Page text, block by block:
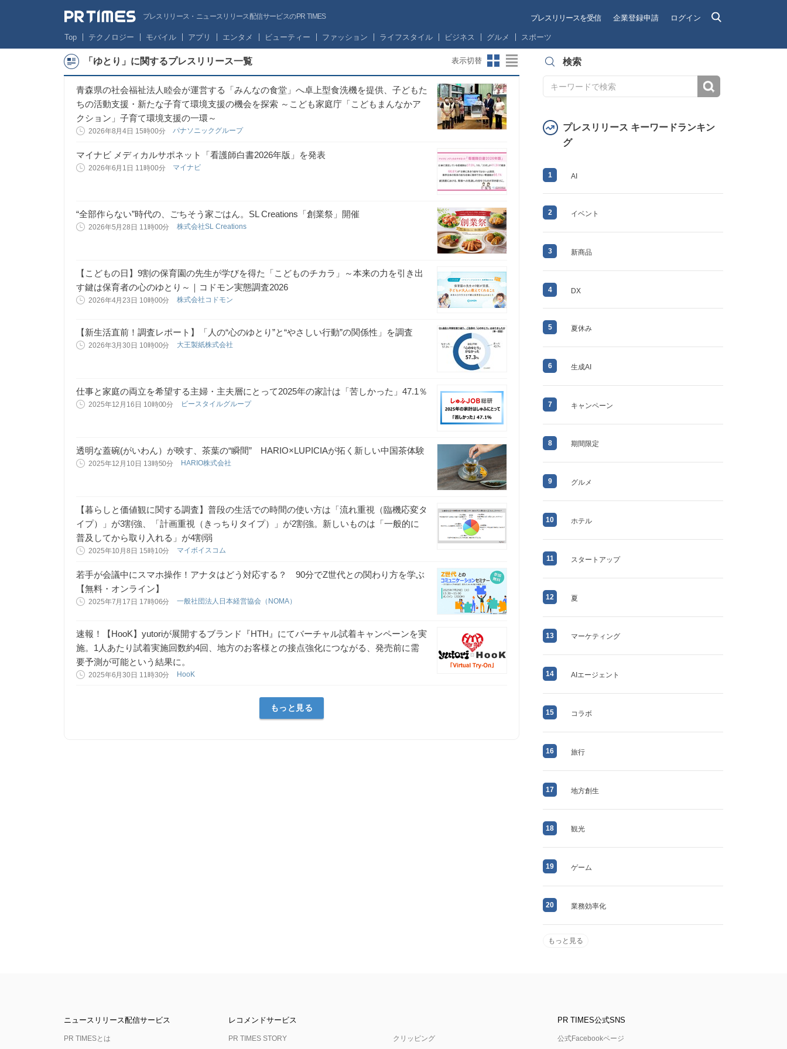
プレスリリース・ニュースリリース配信サービスのPR TIMES プレスリリースを受信 企業登録申請 ログイン
Top テクノロジー モバイル アプリ エンタメ ビューティー ファッション ライフスタイル ビジネス グルメ スポーツ
「ゆとり」に関するプレスリリース一覧 表示切替
青森県の社会福祉法人睦会が運営する「みんなの食堂」へ卓上型食洗機を提供、子どもた
ちの活動支援・新たな子育て環境支援の機会を探索 ～こども家庭庁「こどもまんなかア
クション」子育て環境支援の一環～
2026年8月4日 15時00分 パナソニックグループ
マイナビ メディカルサポネット「看護師白書2026年版」を発表
2026年6月1日 11時00分 マイナビ
“全部作らない”時代の、ごちそう家ごはん。SL Creations「創業祭」開催
2026年5月28日 11時00分 株式会社SL Creations
【こどもの日】9割の保育園の先生が学びを得た「こどものチカラ」～本来の力を引き出
す鍵は保育者の心のゆとり～｜コドモン実態調査2026
2026年4月23日 10時00分 株式会社コドモン
【新生活直前！調査レポート】「人の“心のゆとり”と“やさしい行動”の関係性」を調査
2026年3月30日 10時00分 大王製紙株式会社
仕事と家庭の両立を希望する主婦・主夫層にとって2025年の家計は「苦しかった」47.1％
2025年12月16日 10時00分 ビースタイルグループ
透明な蓋碗(がいわん）が映す、茶葉の“瞬間” HARIO×LUPICIAが拓く新しい中国茶体験
2025年12月10日 13時50分 HARIO株式会社
【暮らしと価値観に関する調査】普段の生活での時間の使い方は「流れ重視（臨機応変タ
イプ）」が3割強、「計画重視（きっちりタイプ）」が2割強。新しいものは「一般的に
普及してから取り入れる」が4割弱
2025年10月8日 15時10分 マイボイスコム
若手が会議中にスマホ操作！アナタはどう対応する？ 90分でZ世代との関わり方を学ぶ
【無料・オンライン】
2025年7月17日 17時06分 一般社団法人日本経営協会（NOMA）
速報！【HooK】yutoriが展開するブランド『HTH』にてバーチャル試着キャンペーンを実
施。1人あたり試着実施回数約4回、地方のお客様との接点強化につながる、発売前に需
要予測が可能という結果に。
2025年6月30日 11時30分 HooK
もっと見る
検索
プレスリリース キーワードランキン
グ
1 AI
2 イベント
3 新商品
4 DX
5 夏休み
6 生成AI
7 キャンペーン
8 期間限定
9 グルメ
10 ホテル
11 スタートアップ
12 夏
13 マーケティング
14 AIエージェント
15 コラボ
16 旅行
17 地方創生
18 観光
19 ゲーム
20 業務効率化
もっと見る
ニュースリリース配信サービス
PR TIMESとは
レコメンドサービス
PR TIMES STORY クリッピング
PR TIMES公式SNS
公式Facebookページ